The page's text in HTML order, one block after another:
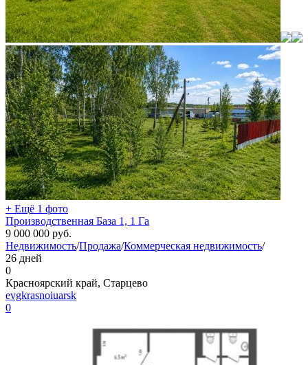
+ Ещё 1 фото
Производственная База 1, 1 Га
9 000 000 руб.
Недвижимость/Продажа/Коммерческая недвижимость/
26 дней
0
Красноярский край, Старцево
evgkrasnoiuarsk
0